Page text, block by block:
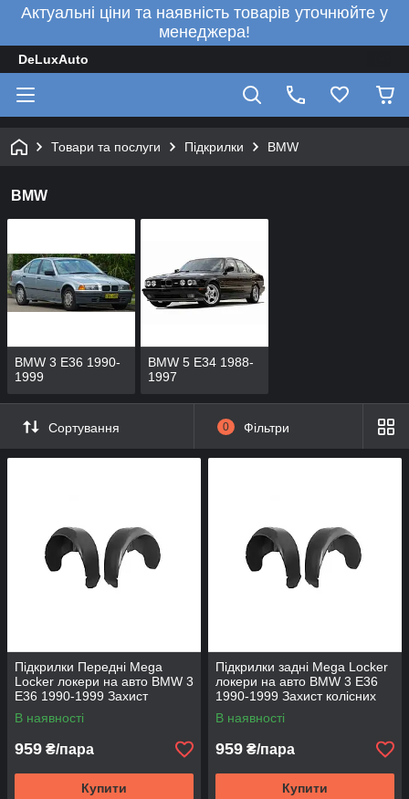
Актуальні ціни та наявність товарів уточнюйте у
менеджера!
DeLuxAuto
Товари та послуги Підкрилки BMW
BMW
BMW 3 E36 1990-
1999
BMW 5 E34 1988-
1997
Сортування 0 Фільтри
Підкрилки Передні Mega
Locker локери на авто BMW 3
E36 1990-1999 Захист
колісних арок Локери БМВ 3
серії Е36
В наявності
959 ₴/пара
Купити
Підкрилки задні Mega Locker
локери на авто BMW 3 E36
1990-1999 Захист колісних
арок Локери БМВ 3 серії Е36
В наявності
959 ₴/пара
Купити